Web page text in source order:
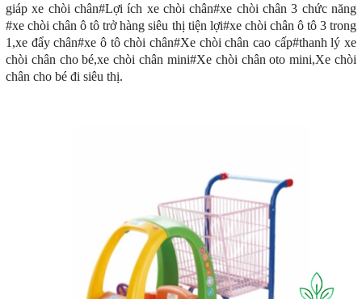
giáp xe chòi chân#Lợi ích xe chòi chân#xe chòi chân 3 chức năng
#xe chòi chân ô tô trở hàng siêu thị tiện lợi#xe chòi chân ô tô 3 trong
1,xe đẩy chân#xe ô tô chòi chân#Xe chòi chân cao cấp#thanh lý xe
chòi chân cho bé,xe chòi chân mini#Xe chòi chân oto mini,Xe chòi
chân cho bé đi siêu thị.